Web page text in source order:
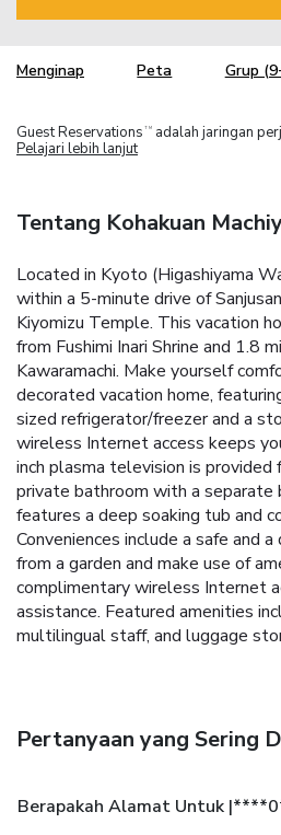
Menginap Peta Grup
Guest Reservations TM
adalah jaringan
Pelajari lebih lanjut
Tentang Kohakuan
Located in Kyoto (Higashiyama
within a 5-minute drive of
Kiyomizu Temple. This vacation
from Fushimi Inari Shrine and 1.8
Kawaramachi. Make yourself
decorated vacation home,
sized refrigerator/freezer and a
wireless Internet access keeps
inch plasma television is
private bathroom with a separate
features a deep soaking tub and
Conveniences include a safe and
from a garden and make use of
complimentary wireless Internet
assistance. Featured amenities
multilingual staff, and luggage
Pertanyaan yang Sering
Berapakah Alamat Untuk